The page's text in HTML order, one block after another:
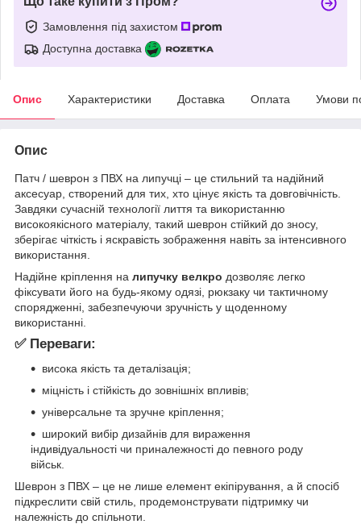
Замовлення під захистом
Доступна доставка
Опис Характеристики Доставка Оплата Умови
Опис
Патч / шеврон з ПВХ на липучці – це стильний та надійний
аксесуар, створений для тих, хто цінує якість та довговічність.
Завдяки сучасній технології лиття та використанню
високоякісного матеріалу, такий шеврон стійкий до зносу,
зберігає чіткість і яскравість зображення навіть за інтенсивного
використання.
Надійне кріплення на липучку велкро дозволяє легко
фіксувати його на будь-якому одязі, рюкзаку чи тактичному
спорядженні, забезпечуючи зручність у щоденному
використанні.
✅ Переваги:
висока якість та деталізація;
міцність і стійкість до зовнішніх впливів;
універсальне та зручне кріплення;
широкий вибір дизайнів для вираження
індивідуальності чи приналежності до певного роду
військ.
Шеврон з ПВХ – це не лише елемент екіпірування, а й спосіб
підкреслити свій стиль, продемонструвати підтримку чи
належність до спільноти.